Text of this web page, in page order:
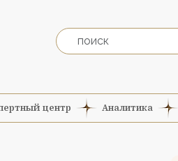
центр Аналитика